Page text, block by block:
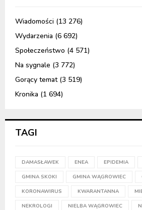
Wiadomości (13 276)
Wydarzenia (6 692)
Społeczeństwo (4 571)
Na sygnale (3 772)
Gorący temat(3 519)
Kronika (1 694)
TAGI
DAMASŁAWEK ENEA EPIDEMIA
GMINA SKOKI GMINA WĄGROWIEC
KORONAWIRUS KWARANTANNA
NEKROLOGI NIELBA WĄGROWIEC